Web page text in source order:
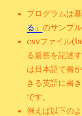
プログラムは
る」のサンプ
csvファイル
る返答を記述
は日本語で書
きる英語に書
です。
例えば以下の